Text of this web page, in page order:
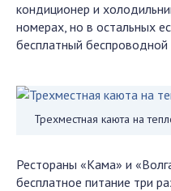
кондиционер и
номерах, но в остальных
бесплатный беспроводной
Трехместная каюта на
Рестораны «Кама» и
бесплатное питание три